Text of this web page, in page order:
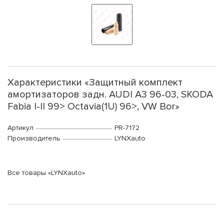
Характеристики «Защитный комплект
амортизаторов задн. AUDI A3 96-03, SKODA
Fabia I-II 99> Octavia(1U) 96>, VW Bor»
Артикул
PR-7172
Производитель
LYNXauto
Все товары «LYNXauto»